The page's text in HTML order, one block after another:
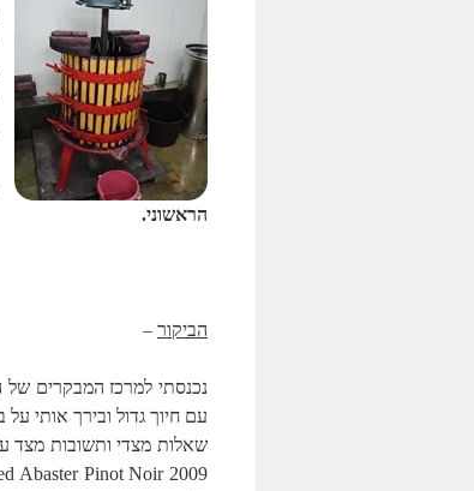
הראשוני.
הביקור –
נכנסתי למרכז המבקרים של
עם חיוך גדול ובירך אותי